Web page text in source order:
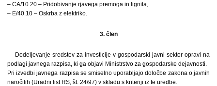
– CA/10.20 – Pridobivanje rjavega premoga in lignita,
– E/40.10 – Oskrba z elektriko.
3. člen
Dodeljevanje sredstev za investicije v gospodarski javni sektor opravi na
podlagi javnega razpisa, ki ga objavi Ministrstvo za gospodarske dejavnosti.
Pri izvedbi javnega razpisa se smiselno uporabljajo določbe zakona o javnih
naročilih (Uradni list RS, št. 24/97) v skladu s kriteriji iz te uredbe.